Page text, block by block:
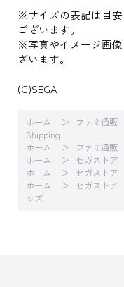
※サイズの表記は目
ございます。
※写真やイメージ画
ざいます。
(C)SEGA
ホーム ファミ通販
Shipping
ホーム
ファミ通販
ホーム
セガストア
ホーム
セガストア
ホーム
セガストア
ッズ